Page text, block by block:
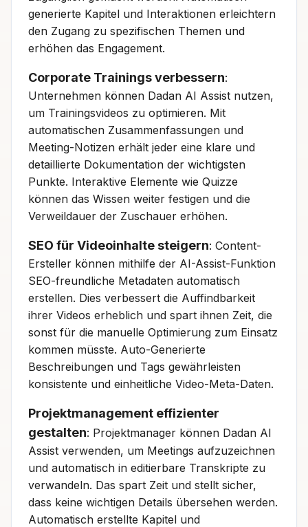
generierte Kapitel und Interaktionen erleichtern
den Zugang zu spezifischen Themen und
erhöhen das Engagement.
Corporate Trainings verbessern:
Unternehmen können Dadan AI Assist nutzen,
um Trainingsvideos zu optimieren. Mit
automatischen Zusammenfassungen und
Meeting-Notizen erhält jeder eine klare und
detaillierte Dokumentation der wichtigsten
Punkte. Interaktive Elemente wie Quizze
können das Wissen weiter festigen und die
Verweildauer der Zuschauer erhöhen.
SEO für Videoinhalte steigern: Content-
Ersteller können mithilfe der AI-Assist-Funktion
SEO-freundliche Metadaten automatisch
erstellen. Dies verbessert die Auffindbarkeit
ihrer Videos erheblich und spart ihnen Zeit, die
sonst für die manuelle Optimierung zum Einsatz
kommen müsste. Auto-Generierte
Beschreibungen und Tags gewährleisten
konsistente und einheitliche Video-Meta-Daten.
Projektmanagement effizienter
gestalten: Projektmanager können Dadan AI
Assist verwenden, um Meetings aufzuzeichnen
und automatisch in editierbare Transkripte zu
verwandeln. Das spart Zeit und stellt sicher,
dass keine wichtigen Details übersehen werden.
Automatisch erstellte Kapitel und